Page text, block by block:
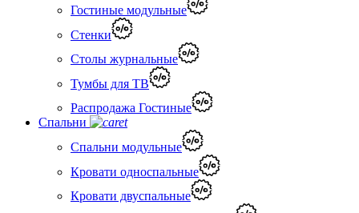
Гостиные модульные
Стенки
Столы журнальные
Тумбы для ТВ
Распродажа Гостиные
Спальни
Спальни модульные
Кровати односпальные
Кровати двуспальные